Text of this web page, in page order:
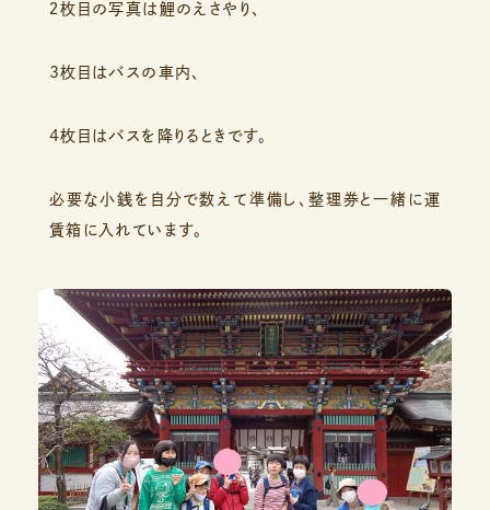
２枚目の写真は鯉のえさやり、
3枚目はバスの車内、
4枚目はバスを降りるときです。
必要な小銭を自分で数えて準備し、整理券と一緒に運
賃箱に入れています。